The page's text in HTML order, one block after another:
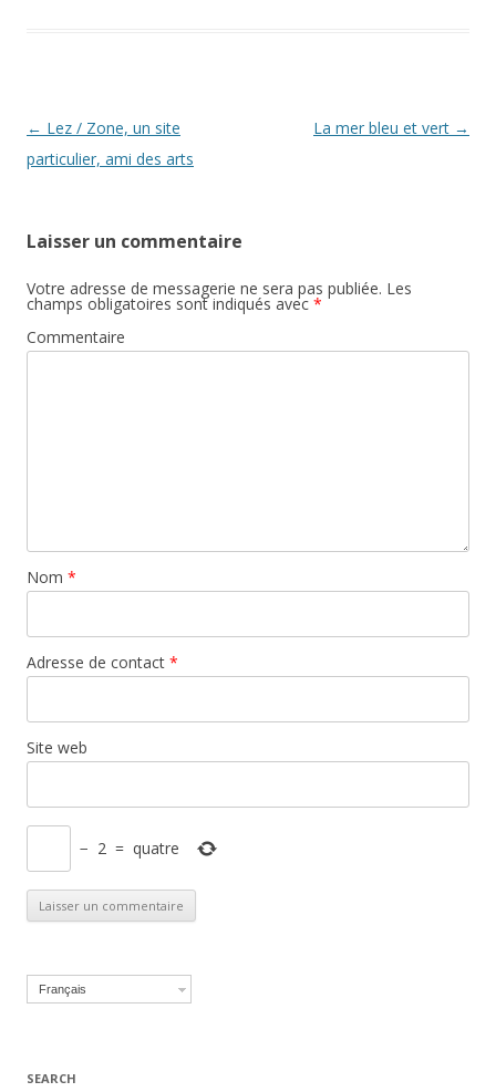
Navigation des articles
← Lez / Zone, un site
particulier, ami des arts
La mer bleu et vert →
Laisser un commentaire
Votre adresse de messagerie ne sera pas publiée. Les
champs obligatoires sont indiqués avec *
Commentaire
Nom *
Adresse de contact *
Site web
− 2 = quatre
Français
SEARCH